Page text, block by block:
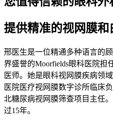
提供精准的视网膜和
邢医生是一位精通多种语言的
界盛誉的Moorfields眼科医院担
医师。她是眼科视网膜疾病领
医院医疗视网膜数字诊所临床
北糖尿病视网膜筛查项目主任
过15年。